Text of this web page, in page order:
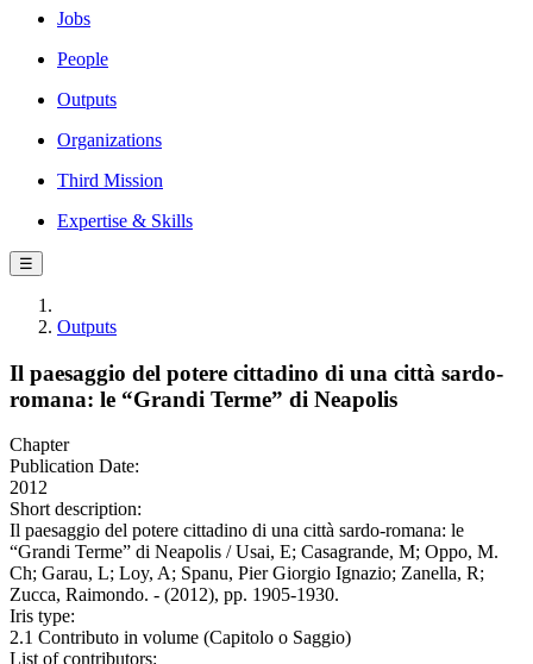
Jobs
People
Outputs
Organizations
Third Mission
Expertise & Skills
☰
Outputs
Il paesaggio del potere cittadino di una città sardo-
romana: le “Grandi Terme” di Neapolis
Chapter
Publication Date:
2012
Short description:
Il paesaggio del potere cittadino di una città sardo-romana: le
“Grandi Terme” di Neapolis / Usai, E; Casagrande, M; Oppo, M.
Ch; Garau, L; Loy, A; Spanu, Pier Giorgio Ignazio; Zanella, R;
Zucca, Raimondo. - (2012), pp. 1905-1930.
Iris type:
2.1 Contributo in volume (Capitolo o Saggio)
List of contributors: